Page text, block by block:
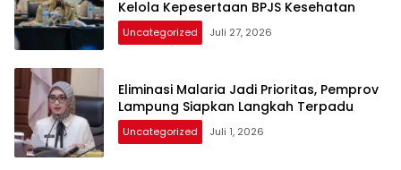
Kelola Kepesertaan BPJS Kesehatan
Uncategorized Juli 27, 2026
Eliminasi Malaria Jadi Prioritas, Pemprov
Lampung Siapkan Langkah Terpadu
Uncategorized Juli 1, 2026